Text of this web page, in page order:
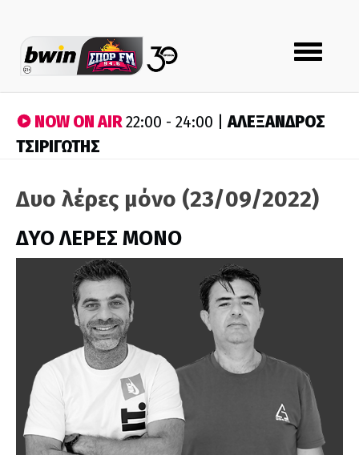
Toggle
navigation
NOW ON AIR22:00 - 24:00 |ΑΛΕΞΑΝΔΡΟΣ
ΤΣΙΡΙΓΩΤΗΣ
Δυο λέρες μόνο (23/09/2022)
ΔΥΟ ΛΕΡΕΣ ΜΟΝΟ